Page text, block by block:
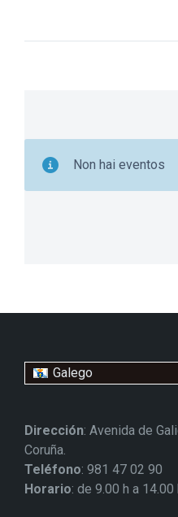
Non hai eventos
Galego
Dirección: Avenida de
Coruña.
Teléfono: 981 47 02 90
Horario: de 9.00 h a 14.00